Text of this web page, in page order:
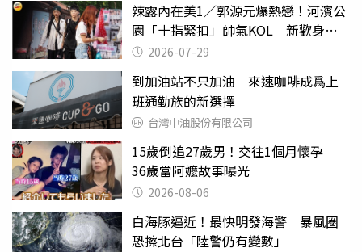
辣露內在美1／郭源元爆熱戀！河濱公
園「十指緊扣」帥氣KOL 新歡身份
曝光2026-07-29
到加油站不只加油 來速咖啡成爲上
班通勤族的新選擇
台灣中油股份有限公司
15歲倒追27歲男！交往1個月懷孕
36歲當阿嬤故事曝光
2026-08-06
白海豚逼近！最快明發海警 暴風圈
恐擦北台「陸警仍有變數」